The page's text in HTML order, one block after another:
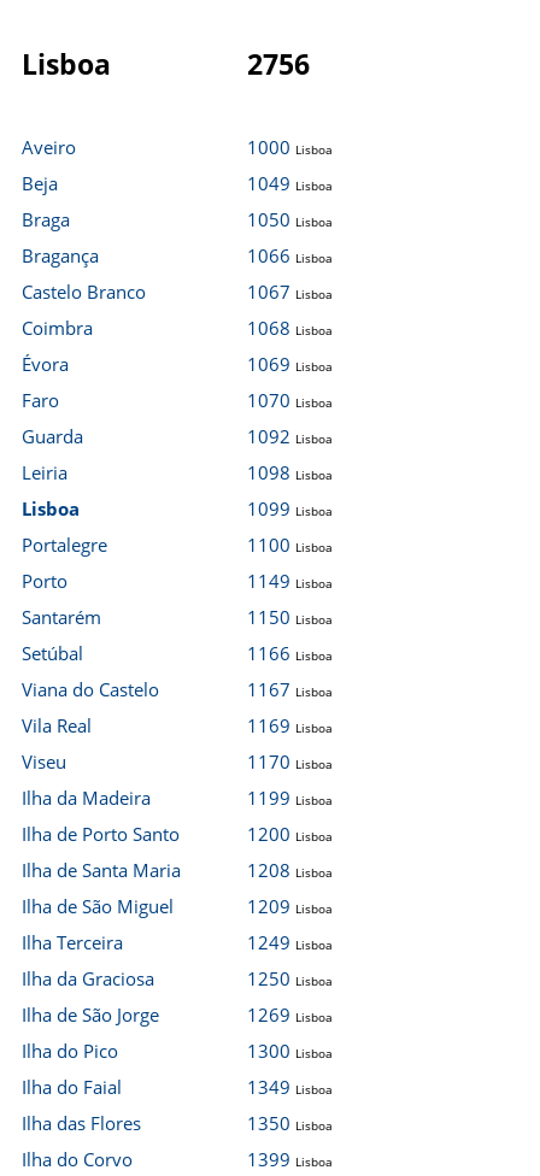
Lisboa 2756
Aveiro
Beja
Braga
Bragança
Castelo Branco
Coimbra
Évora
Faro
Guarda
Leiria
Lisboa
Portalegre
Porto
Santarém
Setúbal
Viana do Castelo
Vila Real
Viseu
Ilha da Madeira
Ilha de Porto Santo
Ilha de Santa Maria
Ilha de São Miguel
Ilha Terceira
Ilha da Graciosa
Ilha de São Jorge
Ilha do Pico
Ilha do Faial
Ilha das Flores
Ilha do Corvo
1000 Lisboa
1049 Lisboa
1050 Lisboa
1066 Lisboa
1067 Lisboa
1068 Lisboa
1069 Lisboa
1070 Lisboa
1092 Lisboa
1098 Lisboa
1099 Lisboa
1100 Lisboa
1149 Lisboa
1150 Lisboa
1166 Lisboa
1167 Lisboa
1169 Lisboa
1170 Lisboa
1199 Lisboa
1200 Lisboa
1208 Lisboa
1209 Lisboa
1249 Lisboa
1250 Lisboa
1269 Lisboa
1300 Lisboa
1349 Lisboa
1350 Lisboa
1399 Lisboa